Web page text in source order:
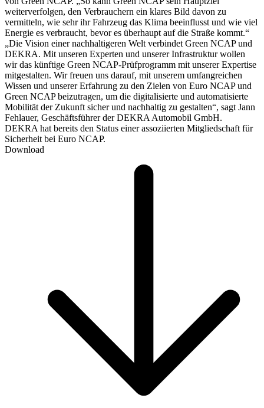
weiterverfolgen, den Verbrauchern ein klares Bild davon zu
vermitteln, wie sehr ihr Fahrzeug das Klima beeinflusst und wie viel
Energie es verbraucht, bevor es überhaupt auf die Straße kommt.“
„Die Vision einer nachhaltigeren Welt verbindet Green NCAP und
DEKRA. Mit unseren Experten und unserer Infrastruktur wollen
wir das künftige Green NCAP-Prüfprogramm mit unserer Expertise
mitgestalten. Wir freuen uns darauf, mit unserem umfangreichen
Wissen und unserer Erfahrung zu den Zielen von Euro NCAP und
Green NCAP beizutragen, um die digitalisierte und automatisierte
Mobilität der Zukunft sicher und nachhaltig zu gestalten“, sagt Jann
Fehlauer, Geschäftsführer der DEKRA Automobil GmbH.
DEKRA hat bereits den Status einer assoziierten Mitgliedschaft für
Sicherheit bei Euro NCAP.
Download